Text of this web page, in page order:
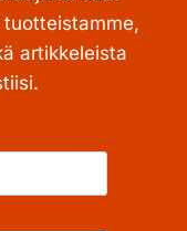
artikkeleista